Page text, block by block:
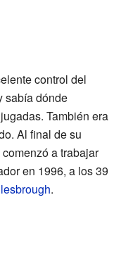
control del
sabía dónde
También era
Al final de su
a trabajar
en 1996, a los 39
.